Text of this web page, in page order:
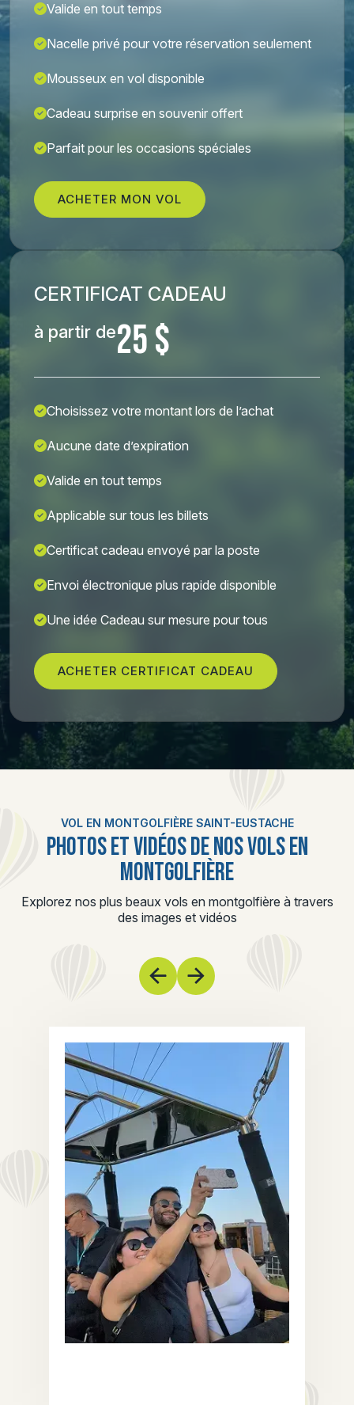
Valide en tout temps
Nacelle privé pour votre réservation seulement
Mousseux en vol disponible
Cadeau surprise en souvenir offert
Parfait pour les occasions spéciales
ACHETER MON VOL
CERTIFICAT CADEAU
à partir de25 $
Choisissez votre montant lors de l’achat
Aucune date d’expiration
Valide en tout temps
Applicable sur tous les billets
Certificat cadeau envoyé par la poste
Envoi électronique plus rapide disponible
Une idée Cadeau sur mesure pour tous
ACHETER CERTIFICAT CADEAU
VOL EN MONTGOLFIÈRE SAINT-EUSTACHE
PHOTOS ET VIDÉOS DE NOS VOLS EN
MONTGOLFIÈRE
Explorez nos plus beaux vols en montgolfière à travers
des images et vidéos